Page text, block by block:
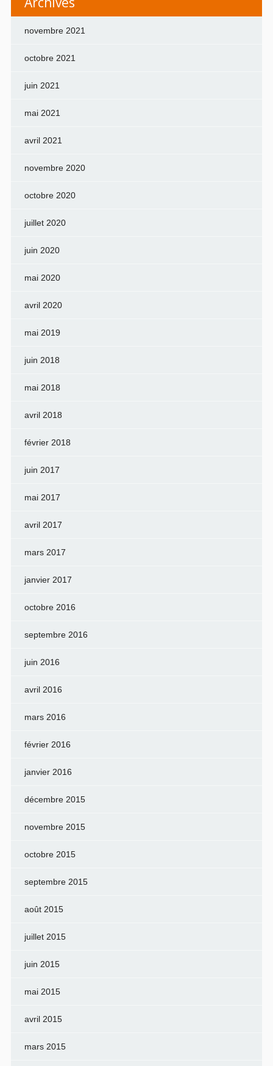
novembre 2021
octobre 2021
juin 2021
mai 2021
avril 2021
novembre 2020
octobre 2020
juillet 2020
juin 2020
mai 2020
avril 2020
mai 2019
juin 2018
mai 2018
avril 2018
février 2018
juin 2017
mai 2017
avril 2017
mars 2017
janvier 2017
octobre 2016
septembre 2016
juin 2016
avril 2016
mars 2016
février 2016
janvier 2016
décembre 2015
novembre 2015
octobre 2015
septembre 2015
août 2015
juillet 2015
juin 2015
mai 2015
avril 2015
mars 2015